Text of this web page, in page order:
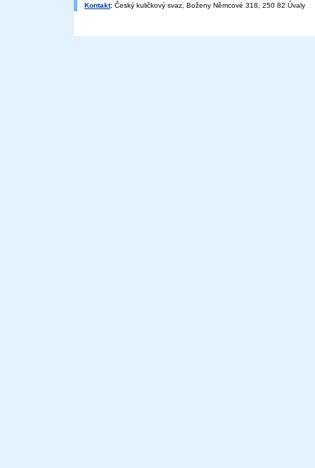
Kontakt: Český kuličkový svaz, Boženy Němcové 318, 250 82 Úvaly